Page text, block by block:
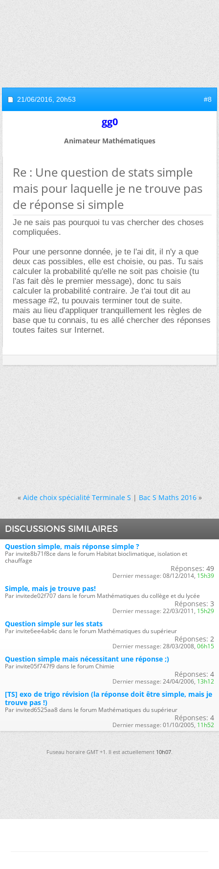
21/06/2016, 20h53 #8
gg0
Animateur Mathématiques
Re : Une question de stats simple
mais pour laquelle je ne trouve pas
de réponse si simple
Je ne sais pas pourquoi tu vas chercher des choses
compliquées.
Pour une personne donnée, je te l'ai dit, il n'y a que
deux cas possibles, elle est choisie, ou pas. Tu sais
calculer la probabilité qu'elle ne soit pas choisie (tu
l'as fait dès le premier message), donc tu sais
calculer la probabilité contraire. Je t'ai tout dit au
message #2, tu pouvais terminer tout de suite.
mais au lieu d'appliquer tranquillement les règles de
base que tu connais, tu es allé chercher des réponses
toutes faites sur Internet.
« Aide choix spécialité Terminale S|Bac S Maths 2016 »
DISCUSSIONS SIMILAIRES
Question simple, mais réponse simple ?
Par invite8b71f8ce dans le forum Habitat bioclimatique, isolation et
chauffage
Réponses: 49
Dernier message: 08/12/2014, 15h39
Simple, mais je trouve pas!
Par invitede02f707 dans le forum Mathématiques du collège et du lycée
Réponses: 3
Dernier message: 22/03/2011, 15h29
Question simple sur les stats
Par invite6ee4ab4c dans le forum Mathématiques du supérieur
Réponses: 2
Dernier message: 28/03/2008, 06h15
Question simple mais nécessitant une réponse ;)
Par invite05f747f9 dans le forum Chimie
Réponses: 4
Dernier message: 24/04/2006, 13h12
[TS] exo de trigo révision (la réponse doit être simple, mais je
trouve pas !)
Par invited6525aa8 dans le forum Mathématiques du supérieur
Réponses: 4
Dernier message: 01/10/2005, 11h52
Fuseau horaire GMT +1. Il est actuellement10h07.